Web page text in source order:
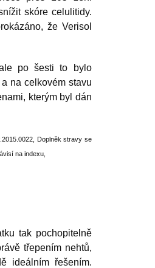
skóre celulitidy.
že Verisol
po šesti to bylo
na celkovém stavu
kterým byl dán
Doplněk stravy se
na indexu,
tak pochopitelně
třepením nehtů,
ideálním řešením.